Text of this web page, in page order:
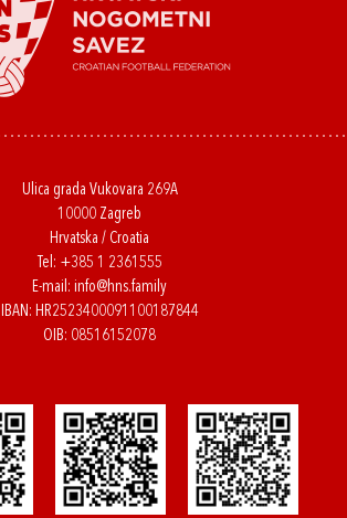
Ulica grada Vukovara 269A
10000 Zagreb
Hrvatska / Croatia
Tel: +385 1 2361555
E-mail: info@hns.family
IBAN: HR2523400091100187844
OIB: 08516152078